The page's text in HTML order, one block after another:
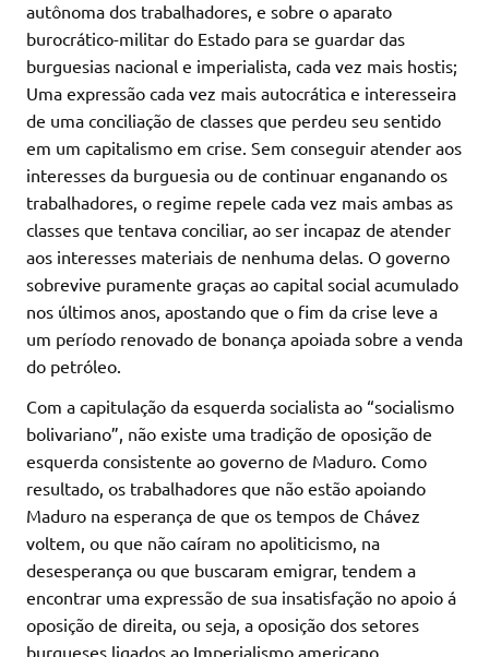
autônoma dos trabalhadores, e sobre o aparato
burocrático-militar do Estado para se guardar das
burguesias nacional e imperialista, cada vez mais hostis;
Uma expressão cada vez mais autocrática e interesseira
de uma conciliação de classes que perdeu seu sentido
em um capitalismo em crise. Sem conseguir atender aos
interesses da burguesia ou de continuar enganando os
trabalhadores, o regime repele cada vez mais ambas as
classes que tentava conciliar, ao ser incapaz de atender
aos interesses materiais de nenhuma delas. O governo
sobrevive puramente graças ao capital social acumulado
nos últimos anos, apostando que o fim da crise leve a
um período renovado de bonança apoiada sobre a venda
do petróleo.
Com a capitulação da esquerda socialista ao “socialismo
bolivariano”, não existe uma tradição de oposição de
esquerda consistente ao governo de Maduro. Como
resultado, os trabalhadores que não estão apoiando
Maduro na esperança de que os tempos de Chávez
voltem, ou que não caíram no apoliticismo, na
desesperança ou que buscaram emigrar, tendem a
encontrar uma expressão de sua insatisfação no apoio á
oposição de direita, ou seja, a oposição dos setores
burgueses ligados ao Imperialismo americano,